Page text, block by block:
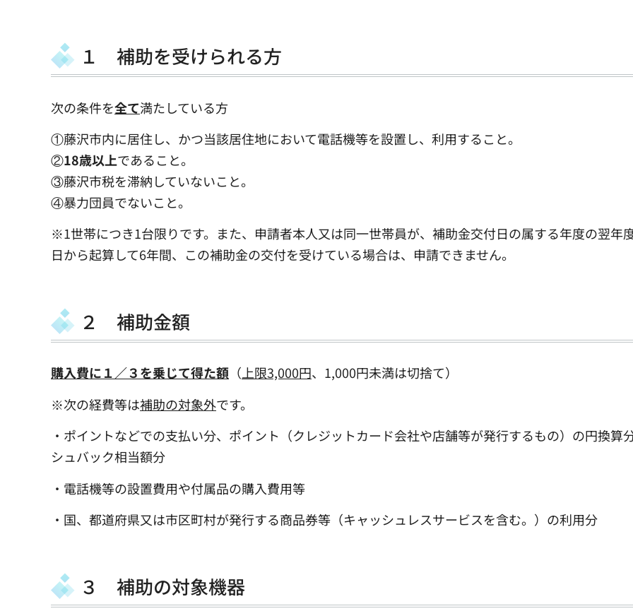
１ 補助を受けられる方
次の条件を全て満たしている方
①藤沢市内に居住し、かつ当該居住地において電話機等を設置し、利用すること。
②18歳以上であること。
③藤沢市税を滞納していないこと。
④暴力団員でないこと。
※1世帯につき1台限りです。また、申請者本人又は同一世帯員が、補助金交付日の属する年度の翌年
日から起算して6年間、この補助金の交付を受けている場合は、申請できません。
２ 補助金額
購入費に１／３を乗じて得た額 （上限3,000円、1,000円未満は切捨て）
※次の経費等は補助の対象外です。
・ポイントなどでの支払い分、ポイント（クレジットカード会社や店舗等が発行するもの）の円換算
シュバック相当額分
・電話機等の設置費用や付属品の購入費用等
・国、都道府県又は市区町村が発行する商品券等（キャッシュレスサービスを含む。）の利用分
３ 補助の対象機器